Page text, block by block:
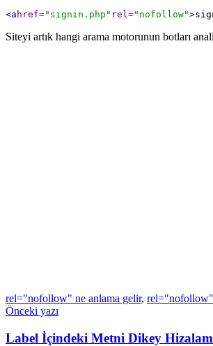
<a href="signin.php" rel ="nofollow">
Siteyi artık hangi arama motorunun botları
rel="nofollow" ne anlama gelir, rel="nofollow"
Yazı
gezinmesi
Önceki yazı
Label İçindeki Metni Dikey